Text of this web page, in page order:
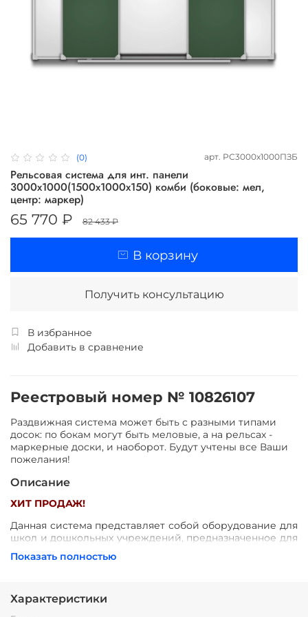
(0) арт. РС3000х1000ПЗБ
Рельсовая система для инт. панели
3000х1000(1500х1000х150) комби (боковые: мел,
центр: маркер)
65 770 ₽ 82 433 ₽
В корзину
Получить консультацию
В избранное
Добавить в сравнение
Реестровый номер № 10826107
Раздвижная система может быть с разными типами
досок: по бокам могут быть меловые, а на рельсах -
маркерные доски, и наоборот. Будут учтены все Ваши
пожелания!
Описание
ХИТ ПРОДАЖ!
Данная система представляет собой оборудование для
школ и дошкольных учреждений, предназначенное для
экономии ученического пространства и удобства
преподавателей.
писания мелом, либо маркером), две из которых
Показать полностью
Характеристики